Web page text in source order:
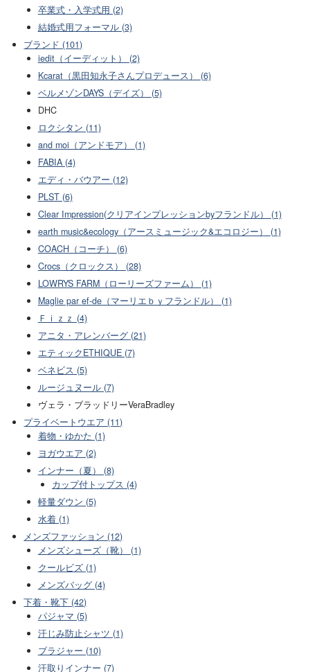
卒業式・入学式用 (2)
結婚式用フォーマル (3)
ブランド (101)
iedit（イーディット） (2)
Kcarat（黒田知永子さんプロデュース） (6)
ベルメゾンDAYS（デイズ） (5)
DHC
ロクシタン (11)
and moi（アンドモア） (1)
FABIA (4)
エディ・バウアー (12)
PLST (6)
Clear Impression(クリアインプレッションbyフランドル） (1)
earth music&ecology（アースミュージック&エコロジー） (1)
COACH（コーチ） (6)
Crocs（クロックス） (28)
LOWRYS FARM（ローリーズファーム） (1)
Maglie par ef-de（マーリエｂｙフランドル） (1)
Ｆｉｚｚ (4)
アニタ・アレンバーグ (21)
エティックETHIQUE (7)
ベネビス (5)
ルージュヌール (7)
ヴェラ・ブラッドリーVeraBradley
プライベートウエア (11)
着物・ゆかた (1)
ヨガウエア (2)
インナー（夏） (8)
カップ付トップス (4)
軽量ダウン (5)
水着 (1)
メンズファッション (12)
メンズシューズ（靴） (1)
クールビズ (1)
メンズバッグ (4)
下着・靴下 (42)
パジャマ (5)
汗じみ防止シャツ (1)
ブラジャー (10)
汗取りインナー (7)